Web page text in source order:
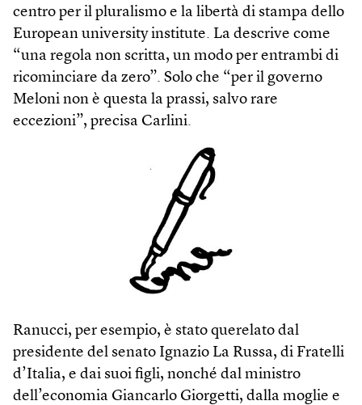
centro per il pluralismo e la libertà di stampa dello
European university institute. La descrive come
“una regola non scritta, un modo per entrambi di
ricominciare da zero”. Solo che “per il governo
Meloni non è questa la prassi, salvo rare
eccezioni”, precisa Carlini.
Ranucci, per esempio, è stato querelato dal
presidente del senato Ignazio La Russa, di Fratelli
d’Italia, e dai suoi figli, nonché dal ministro
dell’economia Giancarlo Giorgetti, dalla moglie e